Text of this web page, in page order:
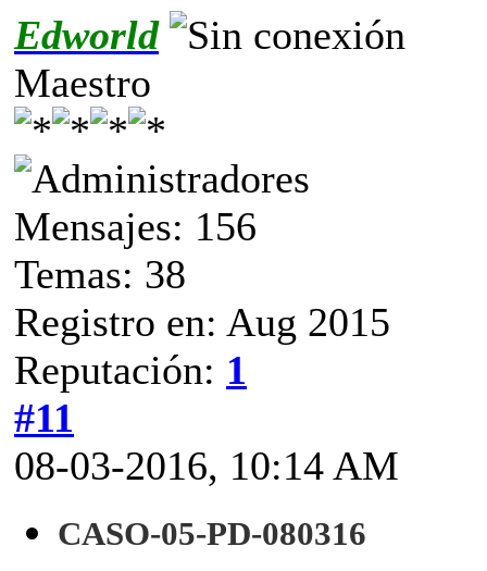
Edworld
Maestro
Mensajes: 156
Temas: 38
Registro en: Aug 2015
Reputación: 1
#11
08-03-2016, 10:14 AM
CASO-05-PD-080316